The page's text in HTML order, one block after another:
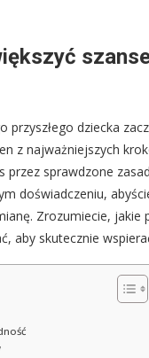
dziecka
z najważniejszych
sprawdzone
doświadczeniu,
Zrozumiecie,
aby skutecznie